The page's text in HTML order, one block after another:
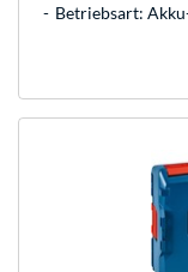
Betriebsart: